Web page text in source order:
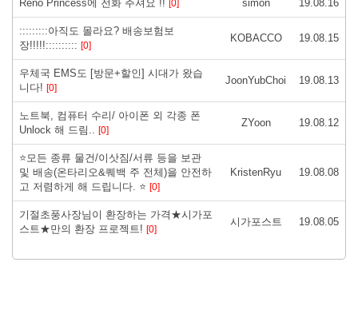
Reno Princess에 전화 주셔요 !! [0] simon 19.08.16
:::::::::아직도 몰라요? 배송보험보
장!!!!!:::::::::: [0]
KOBACCO 19.08.15
우체국 EMS도 [방문+할인] 시대가 왔습
니다! [0]
JoonYubChoi 19.08.13
노트북, 컴퓨터 수리/ 아이폰 외 각종 폰
Unlock 해 드림.. [0]
ZYoon 19.08.12
⭐모든 종류 물건/이삿짐/서류 등을 보관
및 배송(온타리오&퀘백 주 전체)을 안전하
고 저렴하게 해 드립니다. ⭐ [0]
KristenRyu 19.08.08
기절초풍사장님이 환장하는 가격★시가포
스트★만의 환장 프로젝트! [0]
시가포스트 19.08.05